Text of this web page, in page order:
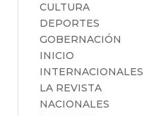
CULTURA
DEPORTES
GOBERNACIÓN
INICIO
INTERNACIONALES
LA REVISTA
NACIONALES